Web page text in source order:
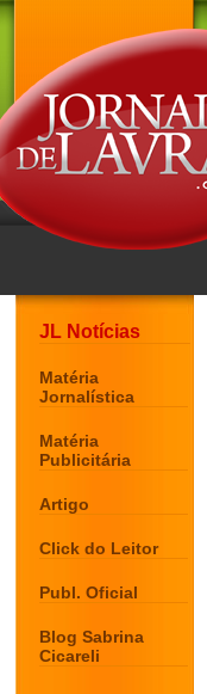
JL Notícias
Matéria
Jornalística
Matéria
Publicitária
Artigo
Click do Leitor
Publ. Oficial
Blog Sabrina
Cicareli